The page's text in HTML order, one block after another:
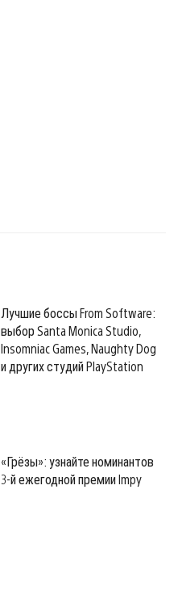
Лучшие боссы From Software:
выбор Santa Monica Studio,
Insomniac Games, Naughty Dog
и других студий PlayStation
«Грёзы»: узнайте номинантов
3-й ежегодной премии Impy